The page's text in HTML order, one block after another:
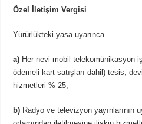
Özel İletişim Vergisi
Yürürlükteki yasa uyarınca
a) Her nevi mobil telekomünikasyon
ödemeli kart satışları dahil) tesis,
hizmetleri % 25,
b) Radyo ve televizyon yayınlarının